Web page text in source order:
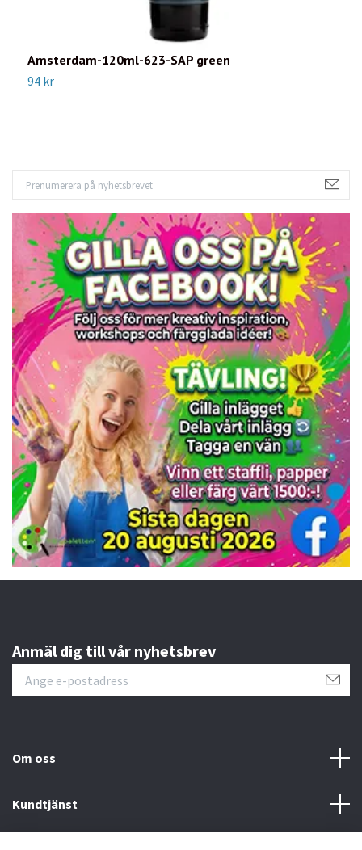
Amsterdam-120ml-623-SAP green
94 kr
Anmäl dig till vår nyhetsbrev
Om oss
Kundtjänst